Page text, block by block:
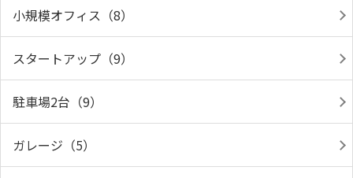
小規模オフィス（8）
スタートアップ（9）
駐車場2台（9）
ガレージ（5）